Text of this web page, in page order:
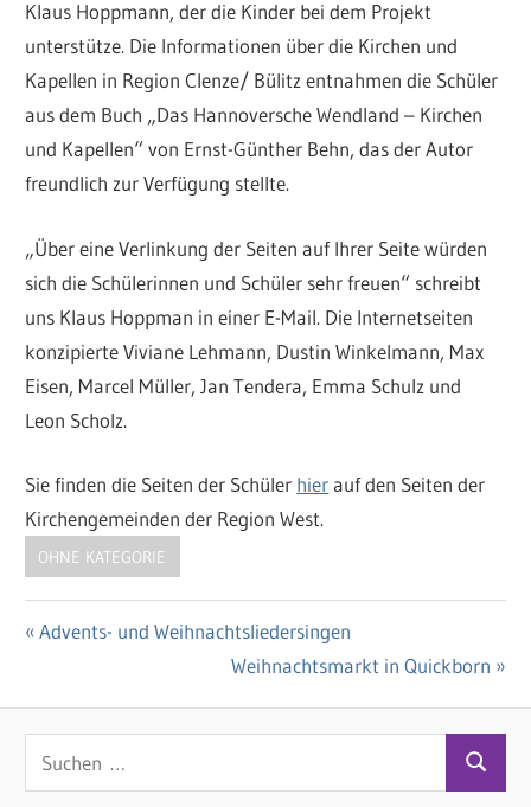
Klaus Hoppmann, der die Kinder bei dem Projekt
unterstütze. Die Informationen über die Kirchen und
Kapellen in Region Clenze/ Bülitz entnahmen die Schüler
aus dem Buch „Das Hannoversche Wendland – Kirchen
und Kapellen“ von Ernst-Günther Behn, das der Autor
freundlich zur Verfügung stellte.
„Über eine Verlinkung der Seiten auf Ihrer Seite würden
sich die Schülerinnen und Schüler sehr freuen“ schreibt
uns Klaus Hoppman in einer E-Mail. Die Internetseiten
konzipierte Viviane Lehmann, Dustin Winkelmann, Max
Eisen, Marcel Müller, Jan Tendera, Emma Schulz und
Leon Scholz.
Sie finden die Seiten der Schüler hierauf den Seiten der
Kirchengemeinden der Region West.
OHNE KATEGORIE
Beitragsnavigation
Vorheriger
Advents- und Weihnachtsliedersingen
Nächster
Weihnachtsmarkt in Quickborn
u